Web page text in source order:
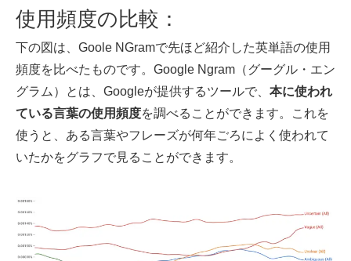
使用頻度の比較：
下の図は、Goole NGramで先ほど紹介した英単語の使用
頻度を比べたものです。Google Ngram（グーグル・エン
グラム）とは、Googleが提供するツールで、 本に使われ
ている言葉の使用頻度を調べることができます。これを
使うと、ある言葉やフレーズが何年ごろによく使われて
いたかをグラフで見ることができます。